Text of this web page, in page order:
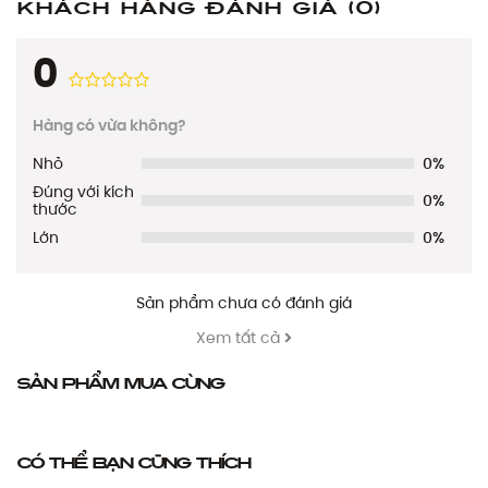
Khách hàng đánh giá (0)
0
Hàng có vừa không?
Nhỏ
0%
Đúng với kích
thước
0%
Lớn
0%
Sản phẩm chưa có đánh giá
Xem tất cả
Sản phẩm mua cùng
Có thể bạn cũng thích